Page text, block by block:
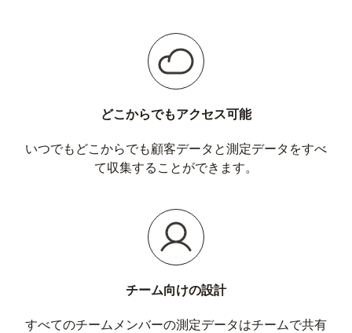
どこからでもアクセス可能
いつでもどこからでも顧客データと測定データをすべ
て収集することができます。
チーム向けの設計
すべてのチームメンバーの測定データはチームで共有